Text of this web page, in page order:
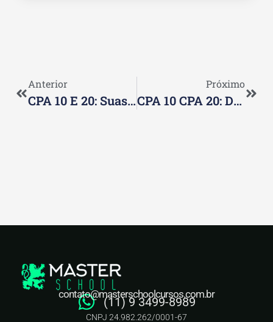
Anterior
CPA 10 E 20: Suas Opções Para Certificações No Mercado
Próximo
CPA 10 CPA 20: Diferenças E Benefícios De Ambas
(11) 9 3499-8989
contato@masterschoolcursos.com.br
CNPJ 24.982.262/0001-67